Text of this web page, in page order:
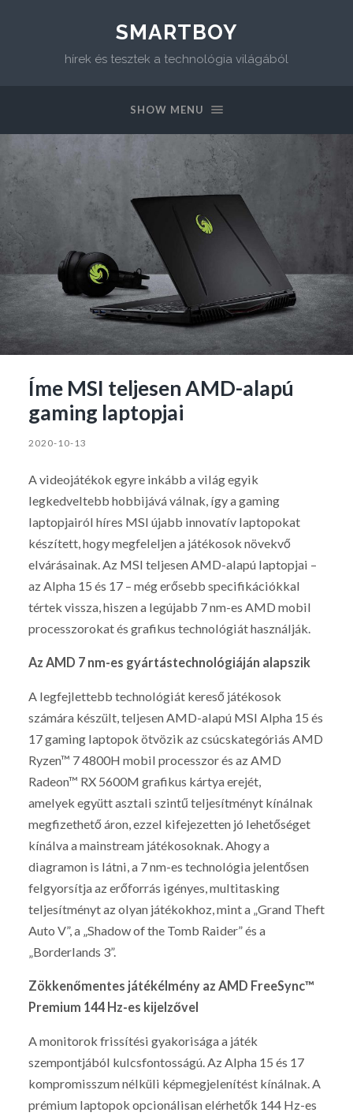
SMARTBOY
hírek és tesztek a technológia világából
SHOW MENU
Íme MSI teljesen AMD-alapú
gaming laptopjai
2020-10-13
A videojátékok egyre inkább a világ egyik
legkedveltebb hobbijává válnak, így a gaming
laptopjairól híres MSI újabb innovatív laptopokat
készített, hogy megfeleljen a játékosok növekvő
elvárásainak. Az MSI teljesen AMD-alapú laptopjai –
az Alpha 15 és 17 – még erősebb specifikációkkal
tértek vissza, hiszen a legújabb 7 nm-es AMD mobil
processzorokat és grafikus technológiát használják.
Az AMD 7 nm-es gyártástechnológiáján alapszik
A legfejlettebb technológiát kereső játékosok
számára készült, teljesen AMD-alapú MSI Alpha 15 és
17 gaming laptopok ötvözik az csúcskategóriás AMD
Ryzen™ 7 4800H mobil processzor és az AMD
Radeon™ RX 5600M grafikus kártya erejét,
amelyek együtt asztali szintű teljesítményt kínálnak
megfizethető áron, ezzel kifejezetten jó lehetőséget
kínálva a mainstream játékosoknak. Ahogy a
diagramon is látni, a 7 nm-es technológia jelentősen
felgyorsítja az erőforrás igényes, multitasking
teljesítményt az olyan játékokhoz, mint a „Grand Theft
Auto V”, a „Shadow of the Tomb Raider” és a
„Borderlands 3”.
Zökkenőmentes játékélmény az AMD FreeSync™
Premium 144 Hz-es kijelzővel
A monitorok frissítési gyakorisága a játék
szempontjából kulcsfontosságú. Az Alpha 15 és 17
kompromisszum nélküli képmegjelenítést kínálnak. A
prémium laptopok opcionálisan elérhetők 144 Hz-es